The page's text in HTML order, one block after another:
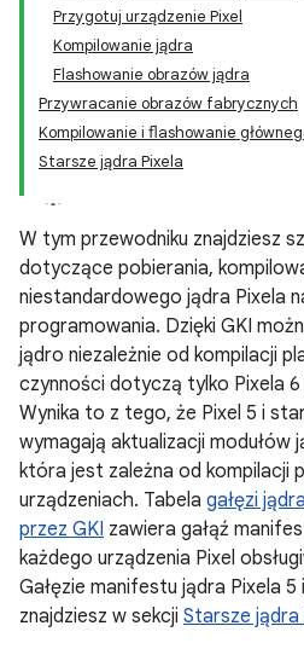
Przygotuj urządzenie Pixel
Kompilowanie jądra
Flashowanie obrazów jądra
Przywracanie obrazów fabrycznych
Kompilowanie i flashowanie
Starsze jądra Pixela
W tym przewodniku znajdziesz
dotyczące pobierania,
niestandardowego jądra Pixela
programowania. Dzięki GKI
jądro niezależnie od kompilacji
czynności dotyczą tylko Pixela
Wynika to z tego, że Pixel 5 i
wymagają aktualizacji modułów
która jest zależna od kompilacji
urządzeniach. Tabela gałęzi
przez GKI zawiera gałąź
każdego urządzenia Pixel
Gałęzie manifestu jądra Pixela
znajdziesz w sekcji Starsze jądra